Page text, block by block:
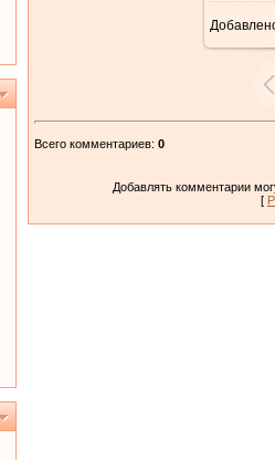
Всего комментариев: 0
Добавлять комментарии
[